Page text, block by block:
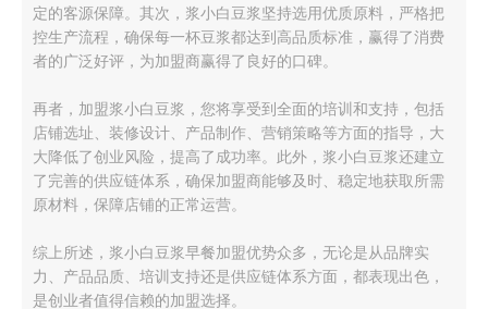
定的客源保障。其次，浆小白豆浆坚持选用优质原料，严格把
控生产流程，确保每一杯豆浆都达到高品质标准，赢得了消费
者的广泛好评，为加盟商赢得了良好的口碑。
再者，加盟浆小白豆浆，您将享受到全面的培训和支持，包括
店铺选址、装修设计、产品制作、营销策略等方面的指导，大
大降低了创业风险，提高了成功率。此外，浆小白豆浆还建立
了完善的供应链体系，确保加盟商能够及时、稳定地获取所需
原材料，保障店铺的正常运营。
综上所述，浆小白豆浆早餐加盟优势众多，无论是从品牌实
力、产品品质、培训支持还是供应链体系方面，都表现出色，
是创业者值得信赖的加盟选择。